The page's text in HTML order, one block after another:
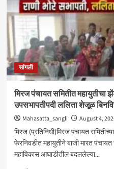
सत्तांतरानंतर
संजयकाकांचा
विरोधकांवर
निशाणा
सांगली
मिरज पंचायत समितीत महायुतीचा
उपसभापतीपदी ललिता शेजूळ
Mahasatta_sangli August 4,
मिरज (प्रतिनिधी)मिरज पंचायत
फेरनिवडीत महायुतीने बाजी मारत पंचायत
महाविकास आघाडीतील बदललेल्या...